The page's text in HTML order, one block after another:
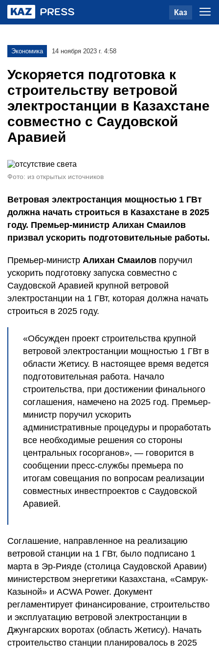
Каз
Экономика 14 ноября 2023 г. 4:58
Ускоряется подготовка к
строительству ветровой
электростанции в Казахстане
совместно с Саудовской
Аравией
Фото: из открытых источников
Ветровая электростанция мощностью 1 ГВт
должна начать строиться в Казахстане в 2025
году. Премьер-министр Алихан Смаилов
призвал ускорить подготовительные работы.
Премьер-министр Алихан Смаилов поручил
ускорить подготовку запуска совместно с
Саудовской Аравией крупной ветровой
электростанции на 1 ГВт, которая должна начать
строиться в 2025 году.
«Обсужден проект строительства крупной
ветровой электростанции мощностью 1 ГВт в
области Жетису. В настоящее время ведется
подготовительная работа. Начало
строительства, при достижении финального
соглашения, намечено на 2025 год. Премьер-
министр поручил ускорить
административные процедуры и проработать
все необходимые решения со стороны
центральных госорганов», — говорится в
сообщении пресс-службы премьера по
итогам совещания по вопросам реализации
совместных инвестпроектов с Саудовской
Аравией.
Соглашение, направленное на реализацию
ветровой станции на 1 ГВт, было подписано 1
марта в Эр-Рияде (столица Саудовской Аравии)
министерством энергетики Казахстана, «Самрук-
Казыной» и ACWA Power. Документ
регламентирует финансирование, строительство
и эксплуатацию ветровой электростанции в
Джунгарских воротах (область Жетису). Начать
строительство станции планировалось в 2025